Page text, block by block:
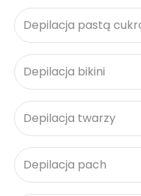
Depilacja pastą
Depilacja bikini
Depilacja twarzy
Depilacja pach